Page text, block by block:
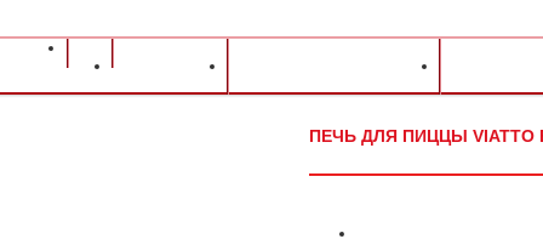
Оборудование для ресторанов и кафе
ПЕЧЬ ДЛЯ ПИЦЦЫ VIATTO